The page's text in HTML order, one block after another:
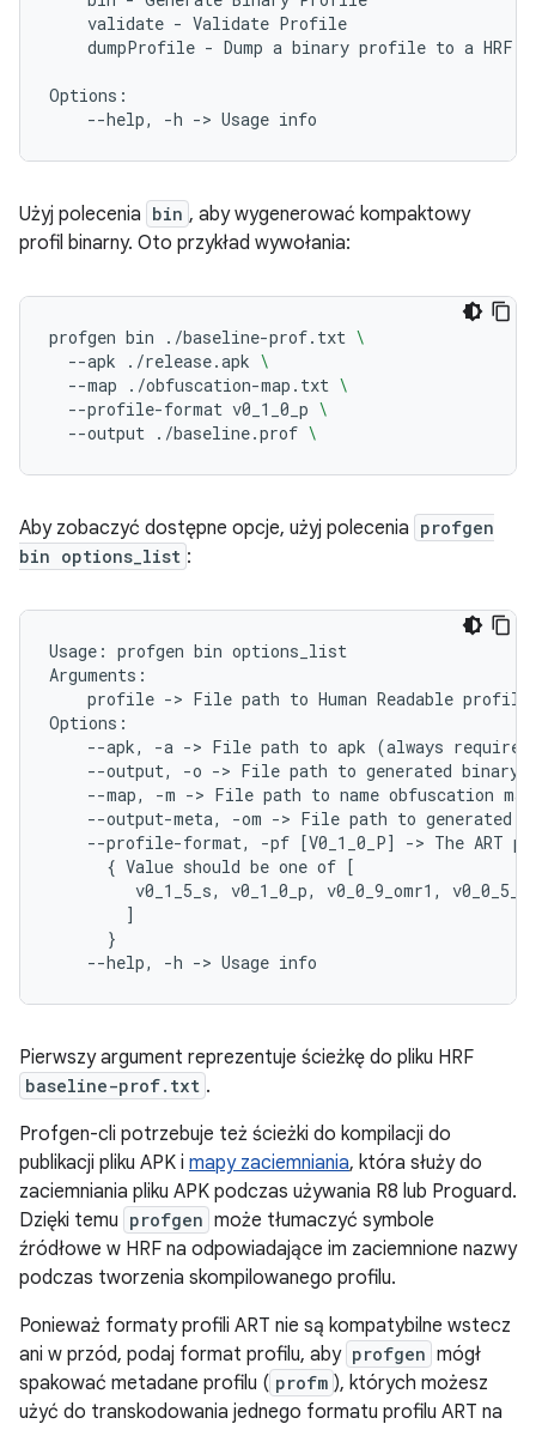
validate - Validate
dumpProfile - Dump a binary profile to a HRF
--help,
-h -> Usage
Użyj polecenia bin , aby wygenerować kompaktowy
profil binarny. Oto przykład wywołania:
profgen bin ./baseline-prof.txt \
--apk
./release.apk \
--map
./obfuscation-map.txt \
--profile-format v0_1_0_p \
--output ./baseline.prof \
Aby zobaczyć dostępne opcje, użyj polecenia profgen
bin options_list :
Usage: profgen bin options_list
profile -> File path to Human Readable profile
--apk,
-a -> File path to apk (always required
--output,
-o -> File path to generated binary
--map,
-m -> File path to name obfuscation map
--output-meta,
-om -> File path to generated
--profile-format,
-pf [V0_1_0_P] -> The ART
{ Value should be one of [
v0_1_5_s,
v0_1_0_p, v0_0_9_omr1,
]
}
--help,
-h -> Usage
Pierwszy argument reprezentuje ścieżkę do pliku HRF
baseline-prof.txt .
Profgen-cli potrzebuje też ścieżki do kompilacji do
publikacji pliku APK i mapy zaciemniania, która służy do
zaciemniania pliku APK podczas używania R8 lub Proguard.
Dzięki temu profgen może tłumaczyć symbole
źródłowe w HRF na odpowiadające im zaciemnione nazwy
podczas tworzenia skompilowanego profilu.
Ponieważ formaty profili ART nie są kompatybilne wstecz
ani w przód, podaj format profilu, aby profgen mógł
spakować metadane profilu ( profm ), których możesz
użyć do transkodowania jednego formatu profilu ART na